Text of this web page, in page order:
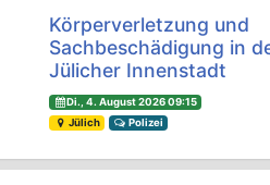
Körperverletzung und
Sachbeschädigung in
Jülicher Innenstadt
Di., 4. August 2026 09:15
Jülich
Polizei